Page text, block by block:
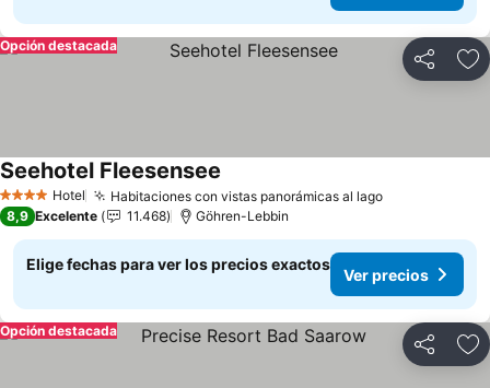
Compartir
Opción destacada
4 EstrellasHotel Habitaciones con vistas panorámicas al lagoVer precios
Seehotel Fleesensee
8,9 Excelente 11.468 Göhren-Lebbin
Elige fechas para ver los precios exactos
Ver precios
Compartir
Opción destacada